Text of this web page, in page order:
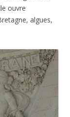
ouvre
algues,